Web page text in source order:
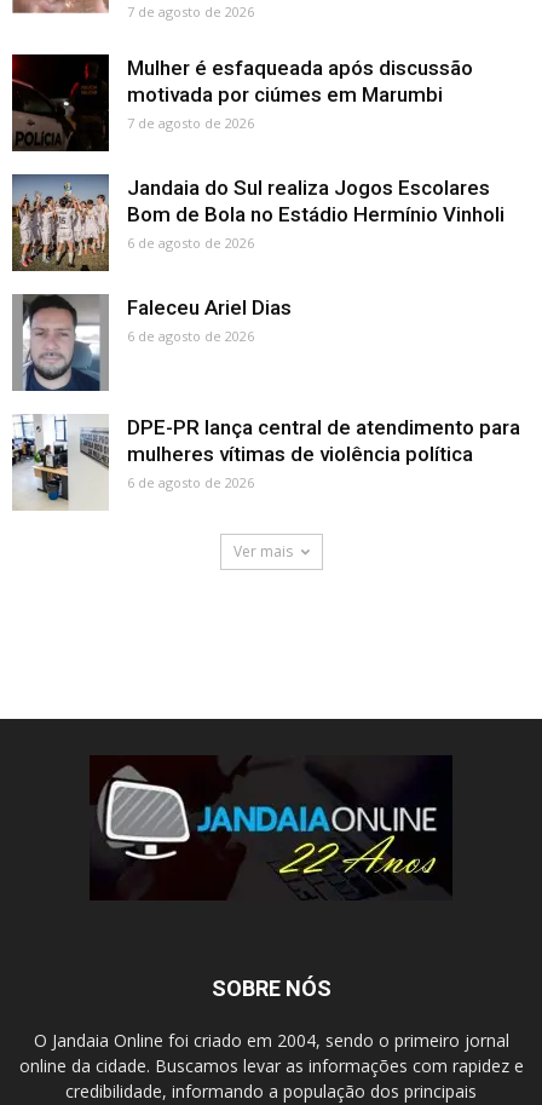
7 de agosto de 2026
Mulher é esfaqueada após discussão
motivada por ciúmes em Marumbi
7 de agosto de 2026
Jandaia do Sul realiza Jogos Escolares
Bom de Bola no Estádio Hermínio Vinholi
6 de agosto de 2026
Faleceu Ariel Dias
6 de agosto de 2026
DPE-PR lança central de atendimento para
mulheres vítimas de violência política
6 de agosto de 2026
Ver mais
SOBRE NÓS
O Jandaia Online foi criado em 2004, sendo o primeiro jornal
online da cidade. Buscamos levar as informações com rapidez e
credibilidade, informando a população dos principais